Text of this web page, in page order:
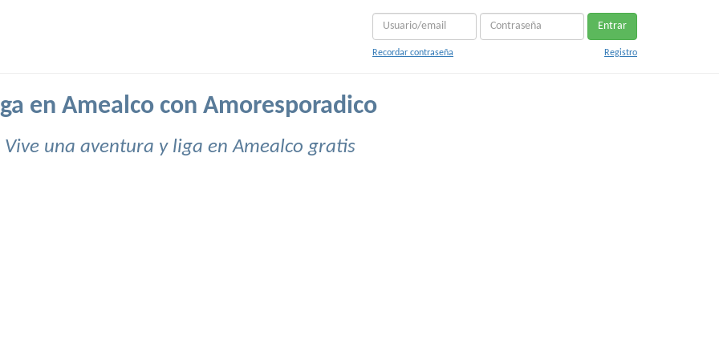
Entrar
Recordar contraseña Registro
en Amealco con Amoresporadico
Vive una aventura y liga en Amealco gratis